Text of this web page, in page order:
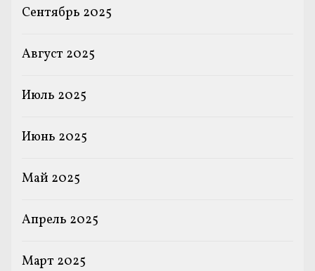
Сентябрь 2025
Август 2025
Июль 2025
Июнь 2025
Май 2025
Апрель 2025
Март 2025